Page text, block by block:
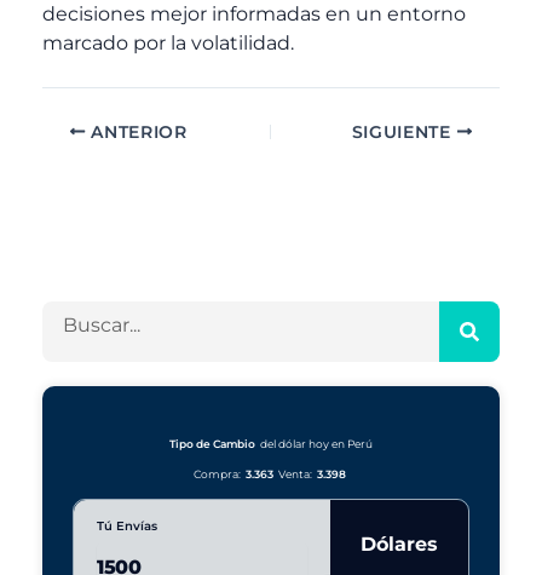
decisiones mejor informadas en un entorno
marcado por la volatilidad.
ANTERIOR SIGUIENTE
c
Tipo de Cambio del dólar hoy en Perú
Compra: 3.363 Venta: 3.398
Tú Envías
Dólares
sí